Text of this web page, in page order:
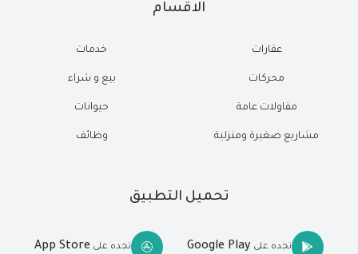
الاقسام
عقارات
محركات
مقاولات عامة
مشاريع صغيرة ومنزلية
خدمات
بيع و شراء
حيوانات
وظائف
تحميل التطبيق
تجده على Google Play تجده على App Store